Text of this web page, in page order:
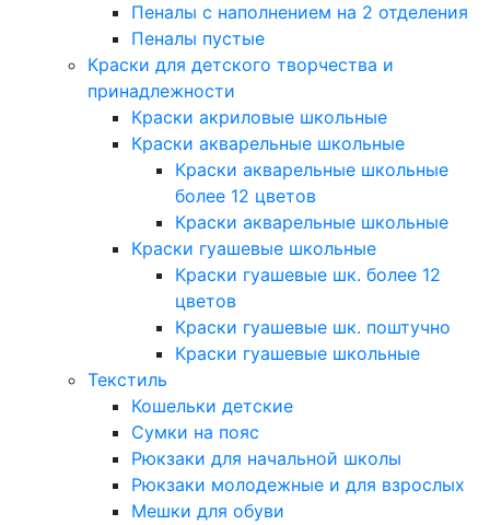
Пеналы с наполнением на 2 отделения
Пеналы пустые
Краски для детского творчества и
принадлежности
Краски акриловые школьные
Краски акварельные школьные
Краски акварельные школьные
более 12 цветов
Краски акварельные школьные
Краски гуашевые школьные
Краски гуашевые шк. более 12
цветов
Краски гуашевые шк. поштучно
Краски гуашевые школьные
Текстиль
Кошельки детские
Сумки на пояс
Рюкзаки для начальной школы
Рюкзаки молодежные и для взрослых
Мешки для обуви